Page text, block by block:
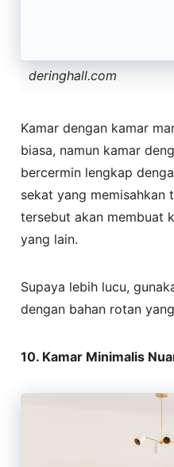
deringhall.com
Kamar dengan kamar
biasa, namun kamar
bercermin lengkap
sekat yang memisahkan
tersebut akan membuat
yang lain.
Supaya lebih lucu,
dengan bahan rotan
10. Kamar Minimalis